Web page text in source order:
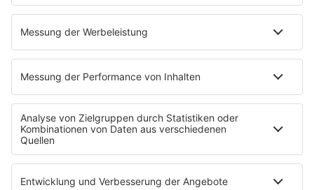
10.02.2025
Icehouse - Hey Little Girl
INFO
03.02.2025 Folge 146
Salt´n Pepa - Push It
INFO
Guns N’ Roses - Sweet Child o’ Mine